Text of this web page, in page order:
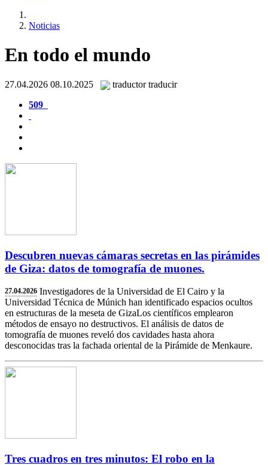
Noticias
En todo el mundo
27.04.2026 08.10.2025
traductor traducir
509
Descubren nuevas cámaras secretas en las pirámides
de Giza: datos de tomografía de muones.
27.04.2026 Investigadores de la Universidad de El Cairo y la
Universidad Técnica de Múnich han identificado espacios ocultos
en estructuras de la meseta de GizaLos científicos emplearon
métodos de ensayo no destructivos. El análisis de datos de
tomografía de muones reveló dos cavidades hasta ahora
desconocidas tras la fachada oriental de la Pirámide de Menkaure.
Tres cuadros en tres minutos: El robo en la